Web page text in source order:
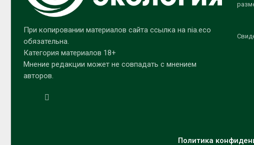
При копировании материалов сайта ссылка на nia.eco
обязательна.
Категория материалов 18+
Мнение редакции может не совпадать с мнением
авторов.
Политика